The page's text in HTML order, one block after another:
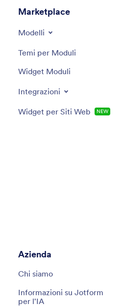
Marketplace
Modelli
Temi per Moduli
Widget Moduli
Integrazioni
Widget per Siti Web NEW
Azienda
Chi siamo
Informazioni su Jotform
per l'IA